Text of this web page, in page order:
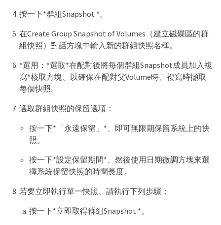
按一下*群組Snapshot *。
在Create Group Snapshot of Volumes（建立磁碟區的群
組快照）對話方塊中輸入新的群組快照名稱。
*選用：*選取*在配對後將每個群組Snapshot成員加入複
寫*核取方塊、以確保在配對父Volume時、複寫時擷取
每個快照。
選取群組快照的保留選項：
按一下*「永遠保留」*、即可無限期保留系統上的快
照。
按一下*設定保留期間*、然後使用日期微調方塊來選
擇系統保留快照的時間長度。
若要立即執行單一快照、請執行下列步驟：
按一下*立即取得群組Snapshot *。